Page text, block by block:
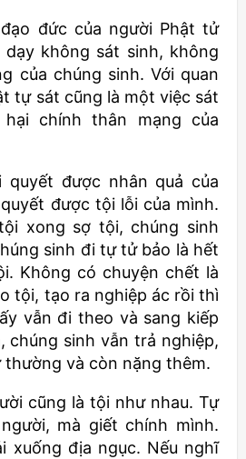
đức của người Phật tử
không sát sinh, không
của chúng sinh. Với quan
tự sát cũng là một việc sát
chính thân mạng của
được nhân quả của
được tội lỗi của mình.
xong sợ tội, chúng sinh
sinh đi tự tử bảo là hết
Không có chuyện chết là
tội, tạo ra nghiệp ác rồi thì
vẫn đi theo và sang kiếp
chúng sinh vẫn trả nghiệp,
và còn nặng thêm.
cũng là tội như nhau. Tự
mà giết chính mình.
xuống địa ngục. Nếu nghĩ